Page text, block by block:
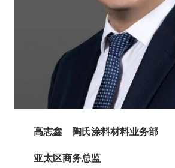
高志鑫 陶氏涂料材料业务部
亚太区商务总监